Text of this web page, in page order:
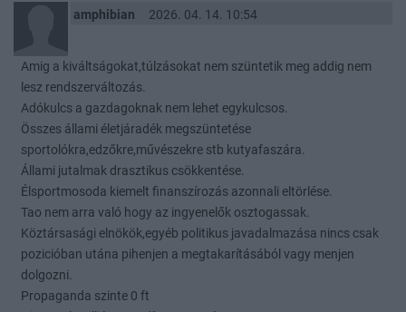
amphibian 2026. 04. 14. 10:54
Amig a kiváltságokat,túlzásokat nem szüntetik meg addig nem
lesz rendszerváltozás.
Adókulcs a gazdagoknak nem lehet egykulcsos.
Összes állami életjáradék megszüntetése
sportolókra,edzőkre,művészekre stb kutyafaszára.
Állami jutalmak drasztikus csökkentése.
Élsportmosoda kiemelt finanszírozás azonnali eltörlése.
Tao nem arra való hogy az ingyenelők osztogassak.
Köztársasági elnökök,egyéb politikus javadalmazása nincs csak
pozicióban utána pihenjen a megtakarításából vagy menjen
dolgozni.
Propaganda szinte 0 ft